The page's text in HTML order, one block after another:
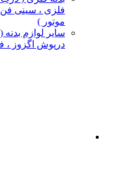
فلزی ، سینی فن
موتور )
سایر لوازم بدنه
درپوش اگزوز ،